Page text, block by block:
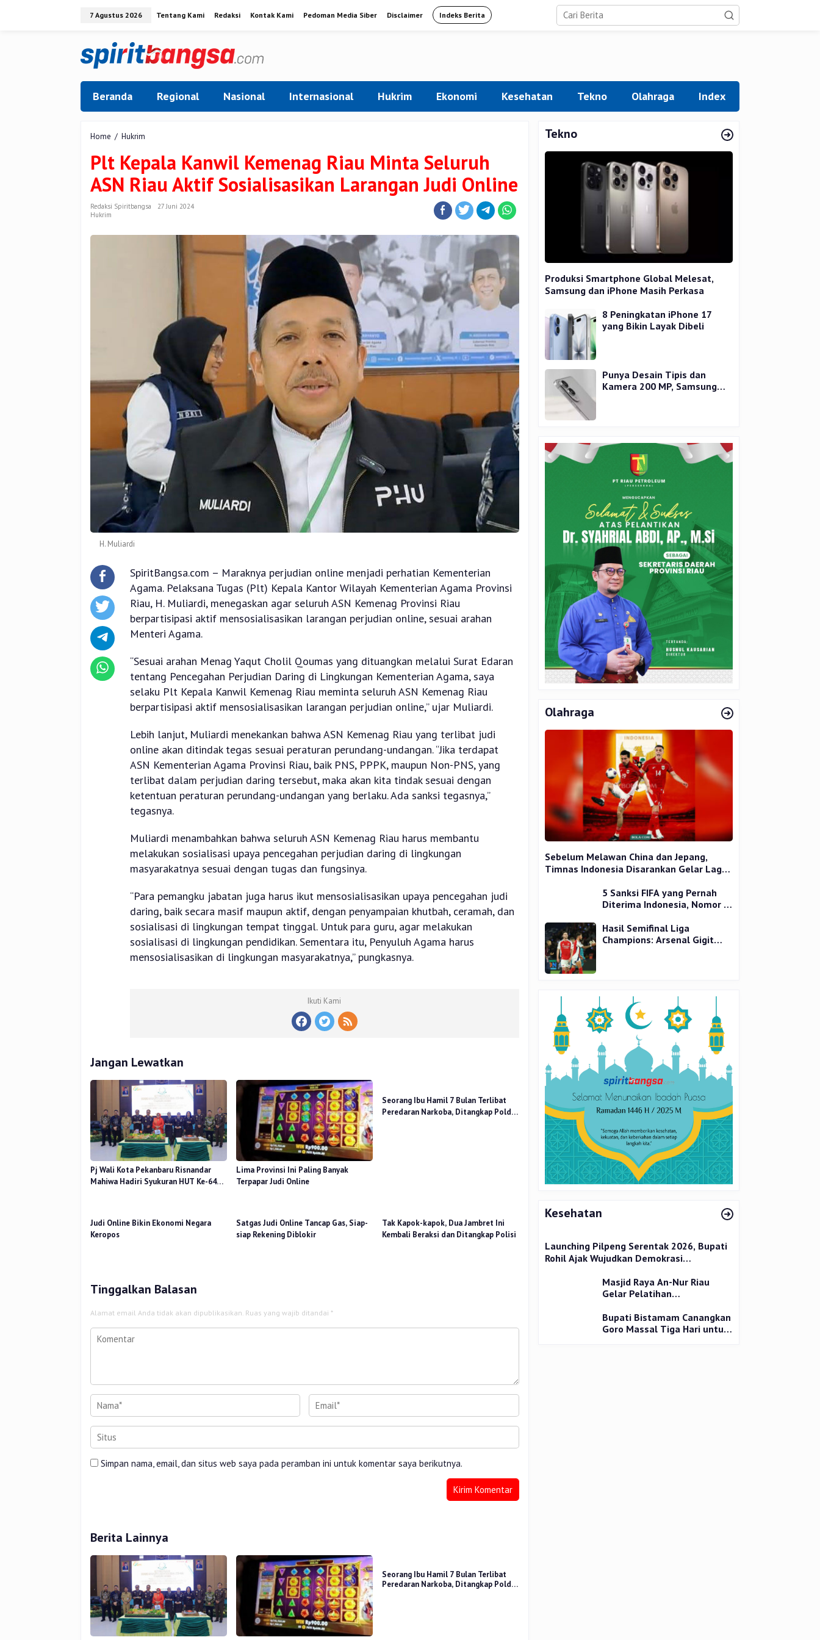
7 Agustus 2026 Tentang Kami Redaksi Kontak Kami Pedoman Media Siber Disclaimer Indeks Berita
Beranda Regional Nasional Internasional Hukrim Ekonomi Kesehatan Tekno Olahraga Index
Home / Hukrim
Kanwil
Kemenag
Riau
Minta
Seluruh
Sosialisasikan
Plt Kepala Kanwil Kemenag Riau Minta Seluruh
ASN Riau Aktif Sosialisasikan Larangan Judi Online
Redaksi Spiritbangsa
27 Juni 2024
Hukrim
H. Muliardi
SpiritBangsa.com – Maraknya perjudian online menjadi perhatian Kementerian
Agama. Pelaksana Tugas (Plt) Kepala Kantor Wilayah Kementerian Agama Provinsi
Riau, H. Muliardi, menegaskan agar seluruh ASN Kemenag Provinsi Riau
berpartisipasi aktif mensosialisasikan larangan perjudian online, sesuai arahan
Menteri Agama.
“Sesuai arahan Menag Yaqut Cholil Qoumas yang dituangkan melalui Surat Edaran
tentang Pencegahan Perjudian Daring di Lingkungan Kementerian Agama, saya
selaku Plt Kepala Kanwil Kemenag Riau meminta seluruh ASN Kemenag Riau
berpartisipasi aktif mensosialisasikan larangan perjudian online,” ujar Muliardi.
Lebih lanjut, Muliardi menekankan bahwa ASN Kemenag Riau yang terlibat judi
online akan ditindak tegas sesuai peraturan perundang-undangan. “Jika terdapat
ASN Kementerian Agama Provinsi Riau, baik PNS, PPPK, maupun Non-PNS, yang
terlibat dalam perjudian daring tersebut, maka akan kita tindak sesuai dengan
ketentuan peraturan perundang-undangan yang berlaku. Ada sanksi tegasnya,”
tegasnya.
Muliardi menambahkan bahwa seluruh ASN Kemenag Riau harus membantu
melakukan sosialisasi upaya pencegahan perjudian daring di lingkungan
masyarakatnya sesuai dengan tugas dan fungsinya.
“Para pemangku jabatan juga harus ikut mensosialisasikan upaya pencegahan judi
daring, baik secara masif maupun aktif, dengan penyampaian khutbah, ceramah, dan
sosialisasi di lingkungan tempat tinggal. Untuk para guru, agar melakukan
sosialisasi di lingkungan pendidikan. Sementara itu, Penyuluh Agama harus
mensosialisasikan di lingkungan masyarakatnya,” pungkasnya.
Ikuti Kami
Jangan Lewatkan
Pj Wali Kota Pekanbaru Risnandar
Mahiwa Hadiri Syukuran HUT Ke-64
Lima Provinsi Ini Paling Banyak
Terpapar Judi Online
Seorang Ibu Hamil 7 Bulan Terlibat
Peredaran Narkoba, Ditangkap Polda
Judi Online Bikin Ekonomi Negara
Keropos
Satgas Judi Online Tancap Gas, Siap-
siap Rekening Diblokir
Tak Kapok-kapok, Dua Jambret Ini
Kembali Beraksi dan Ditangkap Polisi
Tinggalkan Balasan
Alamat email Anda tidak akan dipublikasikan. Ruas yang wajib ditandai *
Simpan nama, email, dan situs web saya pada peramban ini untuk komentar saya berikutnya.
Berita Lainnya
Seorang Ibu Hamil 7 Bulan Terlibat
Peredaran Narkoba, Ditangkap Polda
Tekno
Produksi Smartphone Global Melesat,
Samsung dan iPhone Masih Perkasa
8 Peningkatan iPhone 17
yang Bikin Layak Dibeli
Punya Desain Tipis dan
Kamera 200 MP, Samsung
Olahraga
Sebelum Melawan China dan Jepang,
Timnas Indonesia Disarankan Gelar Laga
5 Sanksi FIFA yang Pernah
Diterima Indonesia, Nomor 1
Hasil Semifinal Liga
Champions: Arsenal Gigit
Kesehatan
Launching Pilpeng Serentak 2026, Bupati
Rohil Ajak Wujudkan Demokrasi
Masjid Raya An-Nur Riau
Gelar Pelatihan
Langsung Praktik dan Gratis
Bupati Bistamam Canangkan
Goro Massal Tiga Hari untuk